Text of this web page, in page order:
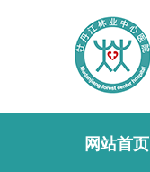
网站首页